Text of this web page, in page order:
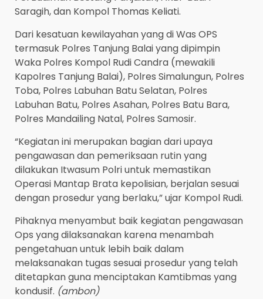
Saragih, dan Kompol Thomas Keliati.
Dari kesatuan kewilayahan yang di Was OPS
termasuk Polres Tanjung Balai yang dipimpin
Waka Polres Kompol Rudi Candra (mewakili
Kapolres Tanjung Balai), Polres Simalungun, Polres
Toba, Polres Labuhan Batu Selatan, Polres
Labuhan Batu, Polres Asahan, Polres Batu Bara,
Polres Mandailing Natal, Polres Samosir.
“Kegiatan ini merupakan bagian dari upaya
pengawasan dan pemeriksaan rutin yang
dilakukan Itwasum Polri untuk memastikan
Operasi Mantap Brata kepolisian, berjalan sesuai
dengan prosedur yang berlaku,” ujar Kompol Rudi.
Pihaknya menyambut baik kegiatan pengawasan
Ops yang dilaksanakan karena menambah
pengetahuan untuk lebih baik dalam
melaksanakan tugas sesuai prosedur yang telah
ditetapkan guna menciptakan Kamtibmas yang
kondusif. (ambon)